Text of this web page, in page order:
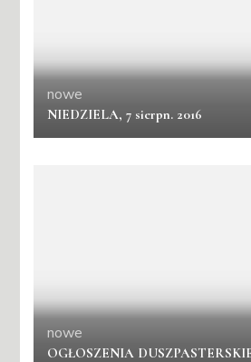
nowe
NIEDZIELA, 7 sierpn. 2016
nowe
OGŁOSZENIA